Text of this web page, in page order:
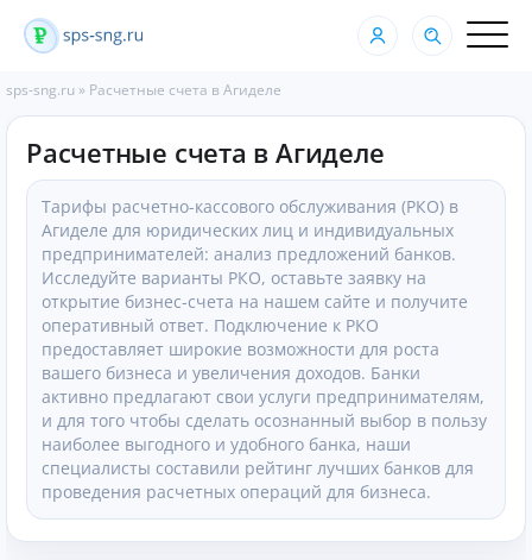
sps-sng.ru » Расчетные счета в Агиделе
Расчетные счета в Агиделе
Тарифы расчетно-кассового обслуживания (РКО) в
Агиделе для юридических лиц и индивидуальных
предпринимателей: анализ предложений банков.
Исследуйте варианты РКО, оставьте заявку на
открытие бизнес-счета на нашем сайте и получите
оперативный ответ. Подключение к РКО
предоставляет широкие возможности для роста
вашего бизнеса и увеличения доходов. Банки
активно предлагают свои услуги предпринимателям,
и для того чтобы сделать осознанный выбор в пользу
наиболее выгодного и удобного банка, наши
специалисты составили рейтинг лучших банков для
проведения расчетных операций для бизнеса.